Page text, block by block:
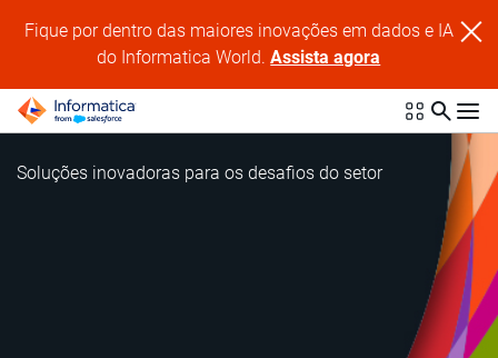
Fique por dentro das maiores inovações em dados e IA
do Informatica World.Assista agora
Soluções inovadoras para os desafios do setor